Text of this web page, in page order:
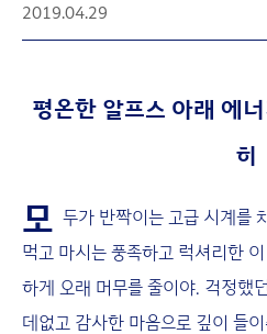
2019.04.29
평온한 알프스 아래 에
히
모 두가 반짝이는 고급 시계를
먹고 마시는 풍족하고 럭셔리한
하게 오래 머무를 줄이야. 걱정했
데없고 감사한 마음으로 깊이 들